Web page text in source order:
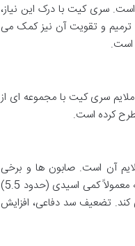
سری کیت با درک این نیاز،
ترمیم و تقویت آن نیز کمک می
است.
سری کیت با مجموعه ای از
کرده است.
آن است. صابون ها و برخی
سورفکتانت های خشن (مانند سدیم لوریل سولفات یا SLES/SLS) می توانند pH طبیعی پوست را که معمولاً کمی اسیدی (حدود 5.5)
تضعیف سد دفاعی، افزایش